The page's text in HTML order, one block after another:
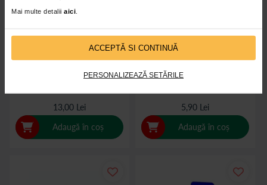
Mai multe detalii aici
ACCEPTĂ SI CONTINUĂ
PERSONALIZEAZĂ SETĂRILE
13,00 Lei
Adaugă în coș
5,90 Lei
Adaugă în coș